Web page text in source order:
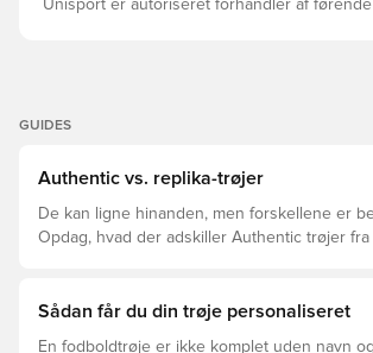
Unisport er autoriseret forhandler af
GUIDES
Authentic vs. replika-trøjer
De kan ligne hinanden, men forskellene er
Opdag, hvad der adskiller Authentic trøjer fra
Sådan får du din trøje personaliseret
En fodboldtrøje er ikke komplet uden navn